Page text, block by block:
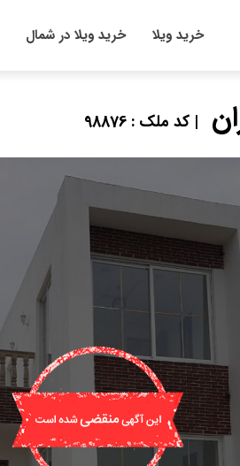
خرید ویلا خرید ویلا در شمال
| کد ملک : 98876